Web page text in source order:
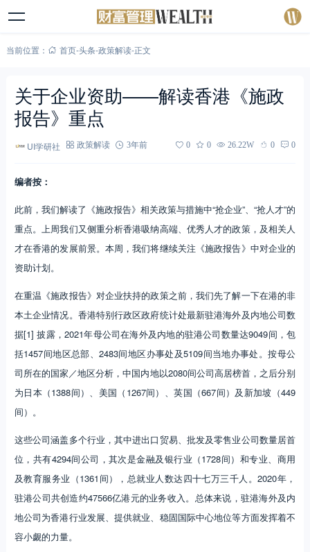
当前位置： 首页-头条-政策解读-正文
关于企业资助——解读香港《施政
报告》重点
UI学研社 政策解读 3年前 0 0 26.22W 0 0
编者按：
此前，我们解读了《施政报告》相关政策与措施中“抢企业”、“抢人才”的
重点。上周我们又侧重分析香港吸纳高端、优秀人才的政策，及相关人
才在香港的发展前景。本周，我们将继续关注《施政报告》中对企业的
资助计划。
在重温《施政报告》对企业扶持的政策之前，我们先了解一下在港的非
本土企业情况。香港特别行政区政府统计处最新驻港海外及内地公司数
据[1] 披露，2021年母公司在海外及内地的驻港公司数量达9049间，包
括1457间地区总部、2483间地区办事处及5109间当地办事处。按母公
司所在的国家／地区分析，中国内地以2080间公司高居榜首，之后分别
为日本（1388间）、美国（1267间）、英国（667间）及新加坡（449
间）。
这些公司涵盖多个行业，其中进出口贸易、批发及零售业公司数量居首
位，共有4294间公司，其次是金融及银行业（1728间）和专业、商用
及教育服务业（1361间），总就业人数达四十七万三千人。2020年，
驻港公司共创造约47566亿港元的业务收入。总体来说，驻港海外及内
地公司为香港行业发展、提供就业、稳固国际中心地位等方面发挥着不
容小觑的力量。